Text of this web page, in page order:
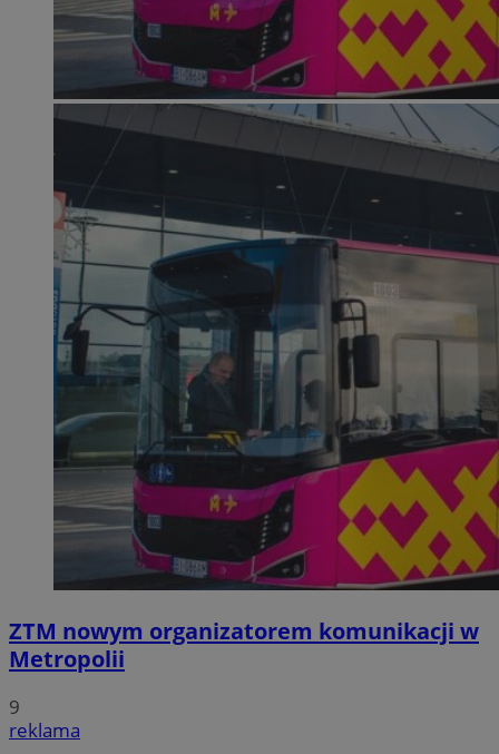
ZTM nowym organizatorem komunikacji w
Metropolii
9
reklama